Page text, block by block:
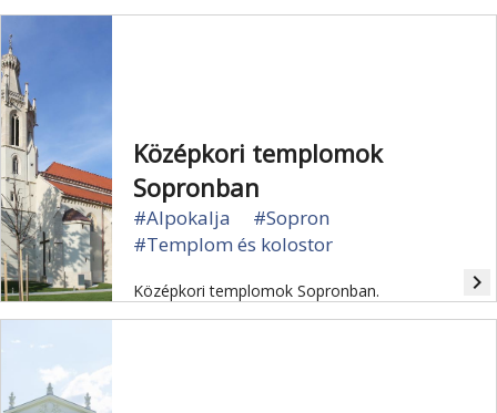
Középkori templomok
Sopronban
#Alpokalja
#Sopron
#Templom és kolostor
Középkori templomok Sopronban. navigate_next